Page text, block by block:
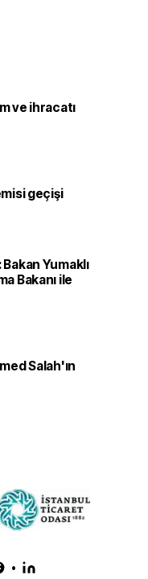
ve ihracatı
geçişi
Yumaklı
Bakanı ile
Salah'ın
•